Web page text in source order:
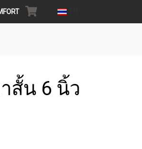
TH
สั้น 6 นิ้ว